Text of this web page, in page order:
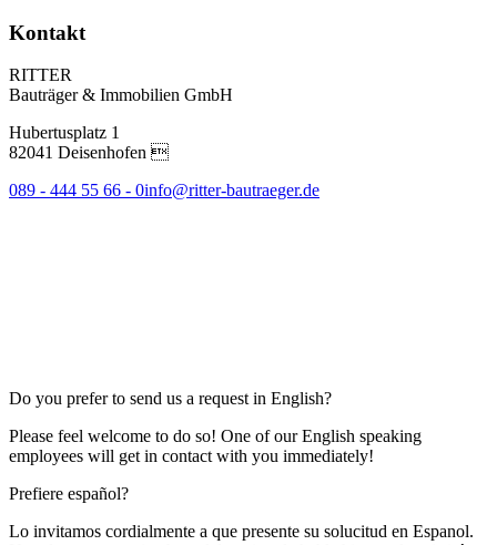
Kontakt
RITTER
Bauträger & Immobilien GmbH
Hubertusplatz 1
82041 Deisenhofen 
089 - 444 55 66 - 0info@ritter-bautraeger.de
Do you prefer to send us a request in English?
Please feel welcome to do so! One of our English speaking
employees will get in contact with you immediately!
Prefiere español?
Lo invitamos cordialmente a que presente su solucitud en Espanol.